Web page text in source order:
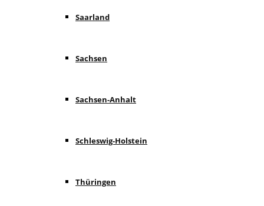
Saarland
Sachsen
Sachsen-Anhalt
Schleswig-Holstein
Thüringen